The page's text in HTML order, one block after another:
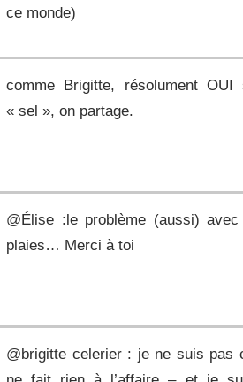
ce monde)
comme Brigitte, résolument
« sel », on partage.
@Élise :le problème (aussi)
plaies… Merci à toi
@brigitte celerier : je ne suis